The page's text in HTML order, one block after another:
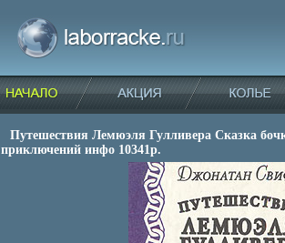
Путешествия Лемюэля Гулливера Сказка
приключений инфо 10341p.